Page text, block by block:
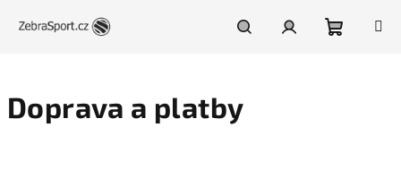
Doprava a platby